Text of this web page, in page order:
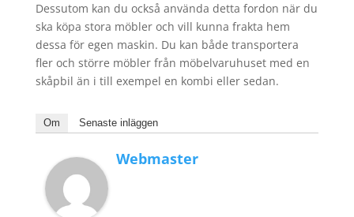
Dessutom kan du också använda detta fordon när du
ska köpa stora möbler och vill kunna frakta hem
dessa för egen maskin. Du kan både transportera
fler och större möbler från möbelvaruhuset med en
skåpbil än i till exempel en kombi eller sedan.
Om Senaste inläggen
Webmaster